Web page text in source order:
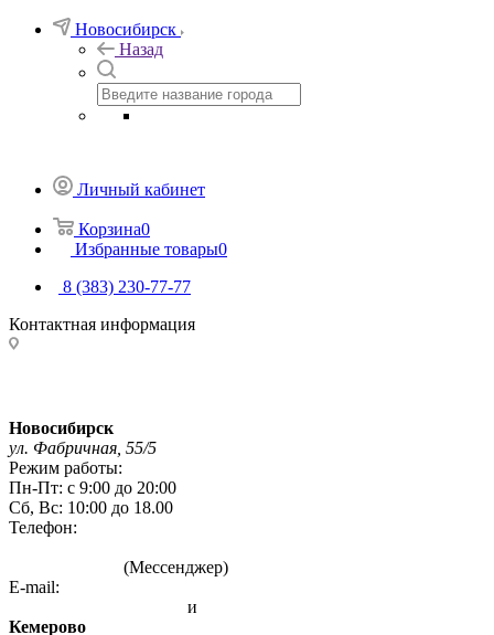
Новосибирск
Назад
Личный кабинет
Корзина0
Избранные товары0
8 (383) 230-77-77
Контактная информация
Новосибирск
ул. Фабричная, 55/5
Режим работы:
Пн-Пт: с 9:00 до 20:00
Сб, Вс: 10:00 до 18.00
Телефон:
(Мессенджер)
E-mail:
и
Кемерово